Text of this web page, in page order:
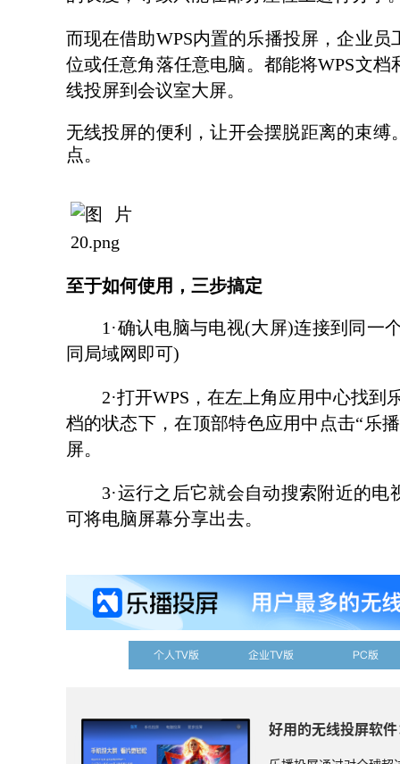
而现在借助WPS内置的乐播投屏，企业
位或任意角落任意电脑。都能将WPS文
线投屏到会议室大屏。
无线投屏的便利，让开会摆脱距离的束缚
点。
至于如何使用，三步搞定
1·确认电脑与电视(大屏)连接到同一
同局域网即可)
2·打开WPS，在左上角应用中心找到
档的状态下，在顶部特色应用中点击“乐
屏。
3·运行之后它就会自动搜索附近的电
可将电脑屏幕分享出去。
个人TV版 企业TV版 PC版
好用的无线投屏软